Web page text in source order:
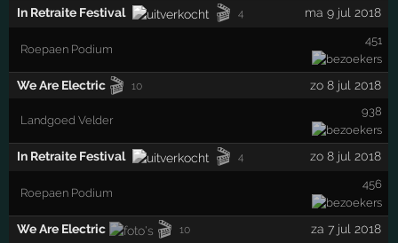
In Retraite Festival 🎬 4 ma 9 jul 2018
Roepaen Podium
451
We Are Electric 🎬 10 zo 8 jul 2018
Landgoed Velder
938
In Retraite Festival 🎬 4 zo 8 jul 2018
Roepaen Podium
456
We Are Electric 🎬 10 za 7 jul 2018